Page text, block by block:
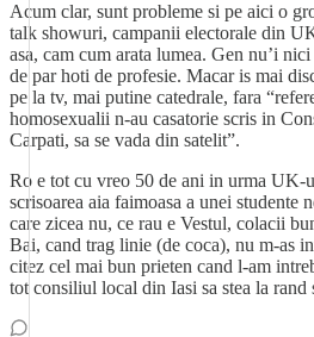
Acum clar, sunt probleme si pe aici o
talk showuri, campanii electorale din
asa, cam cum arata lumea. Gen nu’i
de par hoti de profesie. Macar is mai
pe la tv, mai putine catedrale, fara
homosexualii n-au casatorie scris in
Carpati, sa se vada din satelit”.
Ro e tot cu vreo 50 de ani in urma UK-
scrisoarea aia faimoasa a unei
care zicea nu, ce rau e Vestul, colacii
Bai, cand trag linie (de coca), nu m-as
citez cel mai bun prieten cand l-am
tot consiliul local din Iasi sa stea la